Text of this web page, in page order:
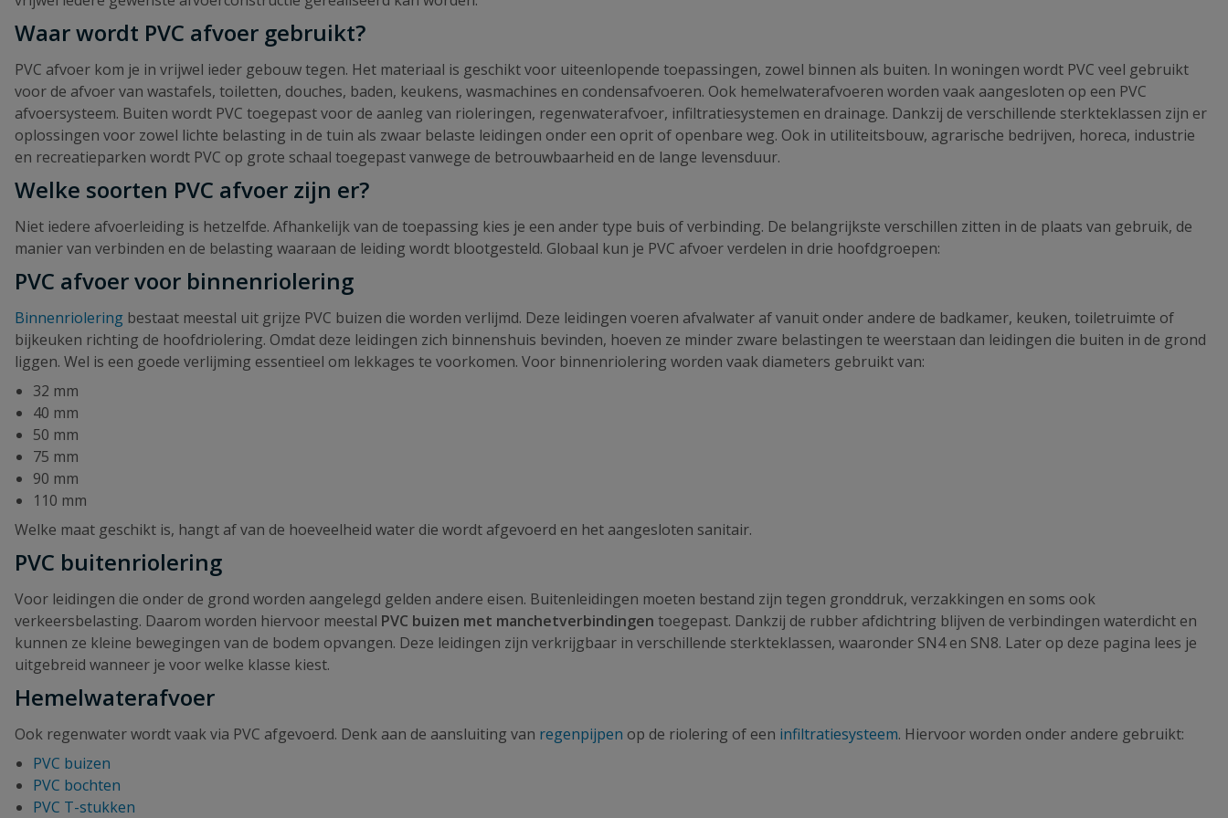
Waar wordt PVC afvoer gebruikt?
PVC afvoer kom je in vrijwel ieder gebouw tegen. Het materiaal is geschikt voor uiteenlopende toepassingen, zowel binnen als buiten. In woningen wordt PVC veel gebruikt
voor de afvoer van wastafels, toiletten, douches, baden, keukens, wasmachines en condensafvoeren. Ook hemelwaterafvoeren worden vaak aangesloten op een PVC
afvoersysteem. Buiten wordt PVC toegepast voor de aanleg van rioleringen, regenwaterafvoer, infiltratiesystemen en drainage. Dankzij de verschillende sterkteklassen zijn er
oplossingen voor zowel lichte belasting in de tuin als zwaar belaste leidingen onder een oprit of openbare weg. Ook in utiliteitsbouw, agrarische bedrijven, horeca, industrie
en recreatieparken wordt PVC op grote schaal toegepast vanwege de betrouwbaarheid en de lange levensduur.
Welke soorten PVC afvoer zijn er?
Niet iedere afvoerleiding is hetzelfde. Afhankelijk van de toepassing kies je een ander type buis of verbinding. De belangrijkste verschillen zitten in de plaats van gebruik, de
manier van verbinden en de belasting waaraan de leiding wordt blootgesteld. Globaal kun je PVC afvoer verdelen in drie hoofdgroepen:
PVC afvoer voor binnenriolering
Binnenriolering bestaat meestal uit grijze PVC buizen die worden verlijmd. Deze leidingen voeren afvalwater af vanuit onder andere de badkamer, keuken, toiletruimte of
bijkeuken richting de hoofdriolering. Omdat deze leidingen zich binnenshuis bevinden, hoeven ze minder zware belastingen te weerstaan dan leidingen die buiten in de grond
liggen. Wel is een goede verlijming essentieel om lekkages te voorkomen. Voor binnenriolering worden vaak diameters gebruikt van:
32 mm
40 mm
50 mm
75 mm
90 mm
110 mm
Welke maat geschikt is, hangt af van de hoeveelheid water die wordt afgevoerd en het aangesloten sanitair.
PVC buitenriolering
Voor leidingen die onder de grond worden aangelegd gelden andere eisen. Buitenleidingen moeten bestand zijn tegen gronddruk, verzakkingen en soms ook
verkeersbelasting. Daarom worden hiervoor meestal PVC buizen met manchetverbindingen toegepast. Dankzij de rubber afdichtring blijven de verbindingen waterdicht en
kunnen ze kleine bewegingen van de bodem opvangen. Deze leidingen zijn verkrijgbaar in verschillende sterkteklassen, waaronder SN4 en SN8. Later op deze pagina lees je
uitgebreid wanneer je voor welke klasse kiest.
Hemelwaterafvoer
Ook regenwater wordt vaak via PVC afgevoerd. Denk aan de aansluiting van regenpijpen op de riolering of een infiltratiesysteem. Hiervoor worden onder andere gebruikt:
PVC buizen
PVC bochten
PVC T-stukken